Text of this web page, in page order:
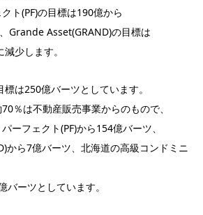
ト(PF)の目標は190億から
Grande Asset(GRAND)の目標は
少します。
は250億バーツとしています。
％は不動産販売事業からのもので、
ーフェクト(PF)から154億バーツ、
から7億バーツ、北海道の高級コンドミニ
バーツとしています。